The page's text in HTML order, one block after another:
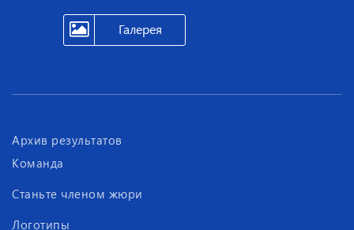
Галерея
Архив результатов
Команда
Станьте членом жюри
Логотипы